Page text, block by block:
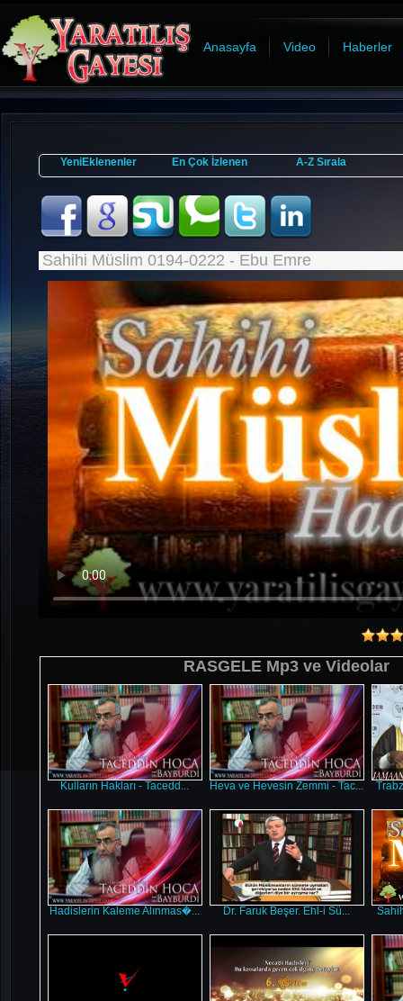
Anasayfa Video Haberler
YeniEklenenler En Çok İzlenen A-Z Sırala
Sahihi Müslim 0194-0222 - Ebu Emre
RASGELE Mp3 ve Videolar
Kulların Hakları - Tacedd... Heva ve Hevesin Zemmi - Tac...
Hadislerin Kaleme Alınmas�... Dr. Faruk Beşer. Ehl-i Sü...